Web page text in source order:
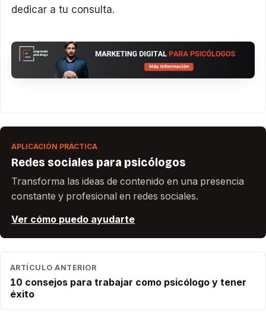
dedicar a tu consulta.
APLICACIÓN PRÁCTICA
Redes sociales para psicólogos
Transforma las ideas de contenido en una presencia
constante y profesional en redes sociales.
Ver cómo puedo ayudarte
ARTÍCULO ANTERIOR
10 consejos para trabajar como psicólogo y tener
éxito